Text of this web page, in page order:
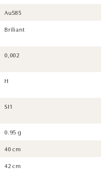
Au585
Briliant
0,002
H
SI1
0.95 g
40 cm
42 cm